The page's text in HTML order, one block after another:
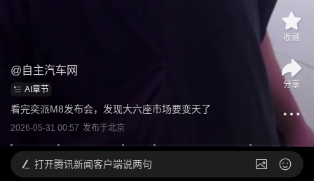
@自主汽车网
AI章节
看完奕派M8发布会，发现大六座市场要变天了
2026-05-31 00:57 发布于北京
收藏
分享
打开腾讯新闻客户端说两句